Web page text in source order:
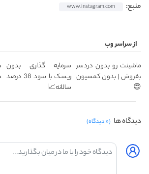
منبع: www.instagram.com
از سراسر وب
ماشینت رو بدون دردسر
بفروش | بدون کمسیون
😍
سرمایه گذاری بدون
ریسک با سود 38 درصد
سالانه📈
دیدگاه ها (۰ دیدگاه)